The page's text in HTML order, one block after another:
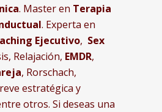
. Master en Terapia
. Experta en
Ejecutivo, Sex
Relajación, EMDR,
, Rorschach,
estratégica y
otros. Si deseas una